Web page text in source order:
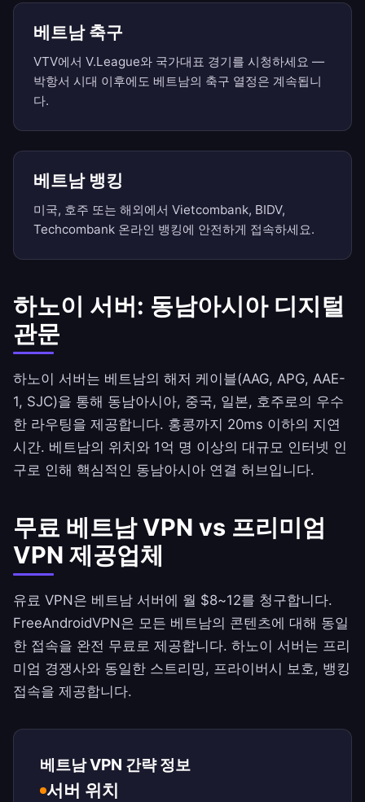
베트남 축구
VTV에서 V.League와 국가대표 경기를 시청하세요 —
박항서 시대 이후에도 베트남의 축구 열정은 계속됩니
다.
베트남 뱅킹
미국, 호주 또는 해외에서 Vietcombank, BIDV,
Techcombank 온라인 뱅킹에 안전하게 접속하세요.
하노이 서버: 동남아시아 디지털
관문
하노이 서버는 베트남의 해저 케이블(AAG, APG, AAE-
1, SJC)을 통해 동남아시아, 중국, 일본, 호주로의 우수
한 라우팅을 제공합니다. 홍콩까지 20ms 이하의 지연
시간. 베트남의 위치와 1억 명 이상의 대규모 인터넷 인
구로 인해 핵심적인 동남아시아 연결 허브입니다.
무료 베트남 VPN vs 프리미엄
VPN 제공업체
유료 VPN은 베트남 서버에 월 $8~12를 청구합니다.
FreeAndroidVPN은 모든 베트남의 콘텐츠에 대해 동일
한 접속을 완전 무료로 제공합니다. 하노이 서버는 프리
미엄 경쟁사와 동일한 스트리밍, 프라이버시 보호, 뱅킹
접속을 제공합니다.
베트남 VPN 간략 정보
서버 위치